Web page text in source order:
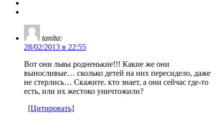
tanita:
28/02/2013 в 22:55
Вот они львы родненькие!!! Какие же они
выносливые… сколько детей на них пересидело, даже
не стерлись… Скажите. кто знает, а они сейчас где-то
есть, или их жестоко уничтожили?
[Цитировать]